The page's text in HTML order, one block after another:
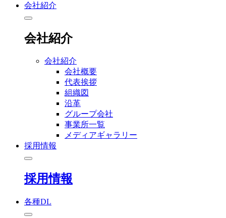
会社紹介
会社紹介
会社紹介
会社概要
代表挨拶
組織図
沿革
グループ会社
事業所一覧
メディアギャラリー
採用情報
採用情報
各種DL